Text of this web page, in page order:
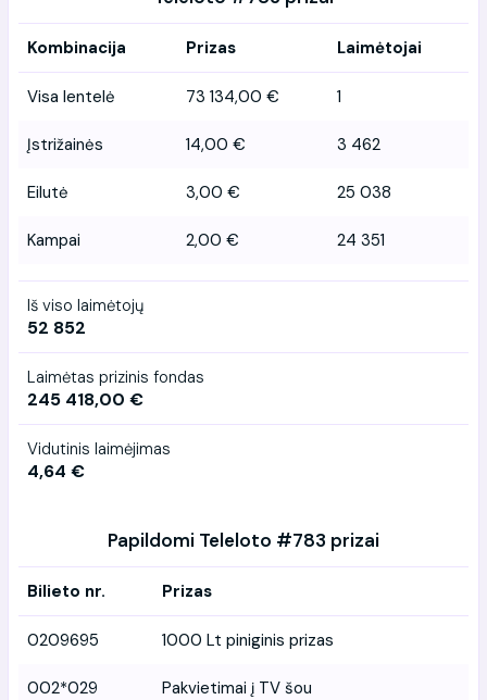
Kombinacija Prizas Laimėtojai
Visa lentelė 73 134,00 € 1
Įstrižainės 14,00 € 3 462
Eilutė 3,00 € 25 038
Kampai 2,00 € 24 351
Iš viso laimėtojų
52 852
Laimėtas prizinis fondas
245 418,00 €
Vidutinis laimėjimas
4,64 €
Papildomi Teleloto #783 prizai
Bilieto nr. Prizas
0209695 1000 Lt piniginis prizas
002*029 Pakvietimai į TV šou